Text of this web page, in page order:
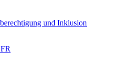
und Inklusion
FR